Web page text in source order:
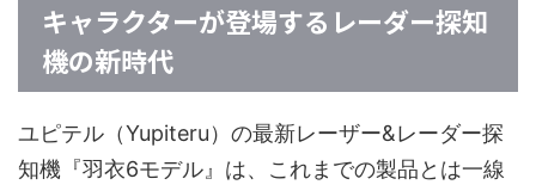
キャラクターが登場するレーダー探知
機の新時代
ユピテル（Yupiteru）の最新レーザー&レーダー探
知機『羽衣6モデル』は、これまでの製品とは一線